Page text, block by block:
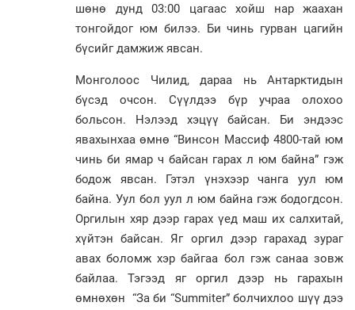
шөнө дунд 03:00 цагаас хойш нар жаахан
тонгойдог юм билээ. Би чинь гурван цагийн
бүсийг дамжиж явсан.
Монголоос Чилид, дараа нь Антарктидын
бүсэд очсон. Сүүлдээ бүр учраа олохоо
больсон. Нэлээд хэцүү байсан. Би эндээс
явахынхаа өмнө “Винсон Массиф 4800-тай юм
чинь би ямар ч байсан гарах л юм байна” гэж
бодож явсан. Гэтэл үнэхээр чанга уул юм
байна. Уул бол уул л юм байна гэж бодогдсон.
Оргилын хяр дээр гарах үед маш их салхитай,
хүйтэн байсан. Яг оргил дээр гарахад зураг
авах боломж хэр байгаа бол гэж санаа зовж
байлаа. Тэгээд яг оргил дээр нь гарахын
өмнөхөн “За би “Summiter” болчихлоо шүү дээ